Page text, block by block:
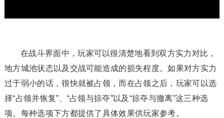
在战斗界面中，玩家可以很清楚地看到双方实力对比，
地方城池状态以及交战可能造成的损失程度。如果对方实力
过于弱小的话，很快就被占领，而在占领之后，玩家可以选
择“占领并恢复”、“占领与掠夺”以及“掠夺与撤离”这三种选
项。每种选项下方都提供了具体效果供玩家参考。